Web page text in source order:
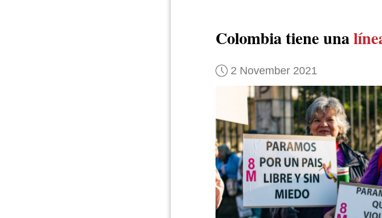
Colombia tiene una
2 November 2021